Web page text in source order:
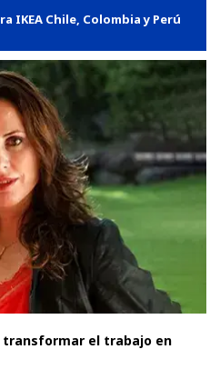
IKEA Chile, Colombia y Perú
transformar el trabajo en